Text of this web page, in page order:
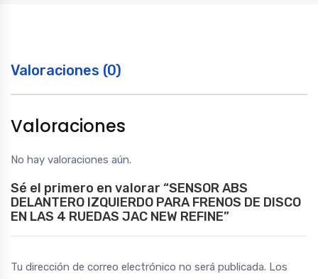
JAC
NEW
quantity
Valoraciones (0)
Valoraciones
No hay valoraciones aún.
Sé el primero en valorar “SENSOR ABS
DELANTERO IZQUIERDO PARA FRENOS DE DISCO
EN LAS 4 RUEDAS JAC NEW REFINE”
Tu dirección de correo electrónico no será publicada. Los